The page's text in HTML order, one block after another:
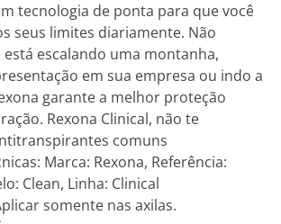
tecnologia de ponta para que você
seus limites diariamente. Não
escalando uma montanha,
em sua empresa ou indo a
garante a melhor proteção
Rexona Clinical, não te
comuns
Marca: Rexona, Referência:
Clean, Linha: Clinical
somente nas axilas.